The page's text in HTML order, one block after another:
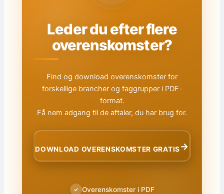
Leder du efter flere
overenskomster?
Find og download overenskomster for
forskellige brancher og faggrupper i PDF-
format.
Få nem adgang til de aftaler, du har brug for.
DOWNLOAD OVERENSKOMSTER GRATIS→
✓ Overenskomster i PDF